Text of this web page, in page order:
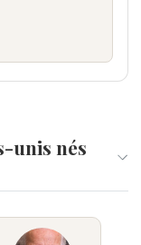
unis nés